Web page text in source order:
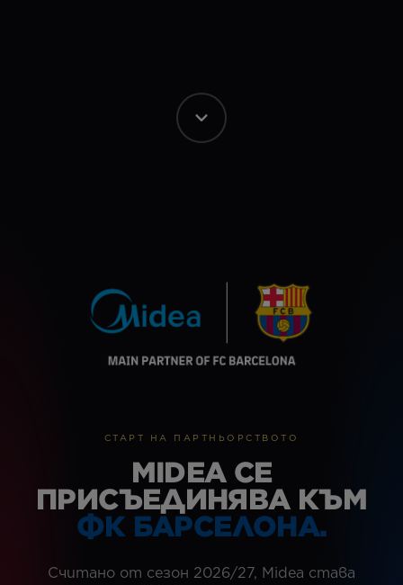
СТАРТ НА ПАРТНЬОРСТВОТО
MIDEA СЕ
ПРИСЪЕДИНЯВА КЪМ
ФК БАРСЕЛОНА.
Считано от сезон 2026/27, Midea става